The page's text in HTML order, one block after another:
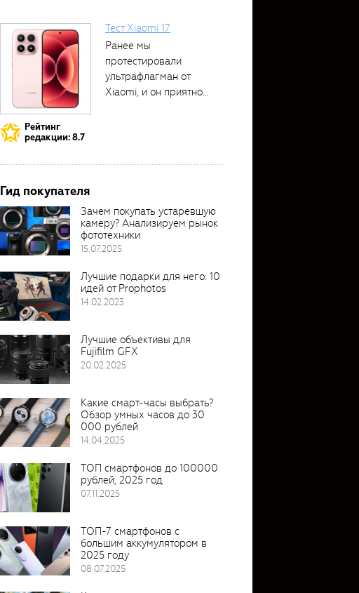
Рейтинг
редакции: 8.7
Тест Xiaomi 17
Ранее мы
протестировали
ультрафлагман от
Xiaomi, и он приятно
Гид покупателя
Зачем покупать устаревшую
камеру? Анализируем рынок
фототехники
15.07.2025
Лучшие подарки для него: 10
идей от Prophotos
14.02.2023
Лучшие объективы для
Fujifilm GFX
20.02.2025
Какие смарт-часы выбрать?
Обзор умных часов до 30
000 рублей
14.04.2025
ТОП смартфонов до 100000
рублей, 2025 год
07.11.2025
ТОП-7 смартфонов с
большим аккумулятором в
2025 году
08.07.2025